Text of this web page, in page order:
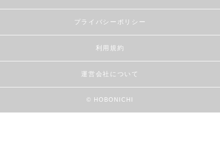
プライバシーポリシー
利用規約
運営会社について
© HOBONICHI